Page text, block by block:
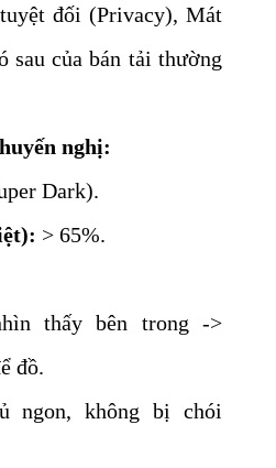
đối (Privacy), Mát
của bán tải thường
nghị:
Dark).
> 65%.
thấy bên trong ->
đồ.
ngon, không bị chói